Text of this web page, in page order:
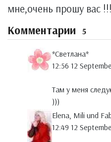
мне,очень прошу вас !!!
Комментарии 5
*Светлана*
12:56 12
Там у меня
)))
Elena, Mili und
12:49 12